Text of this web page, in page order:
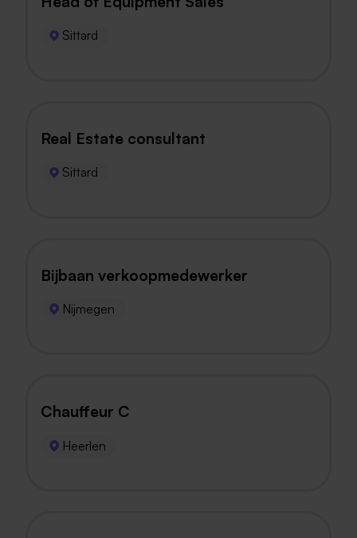
Sittard
Real Estate consultant
Sittard
Bijbaan verkoopmedewerker
Nijmegen
Chauffeur C
Heerlen